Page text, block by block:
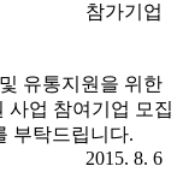
업
유통지원을 위한
사업 참여기업 모집
부탁드립니다.
6